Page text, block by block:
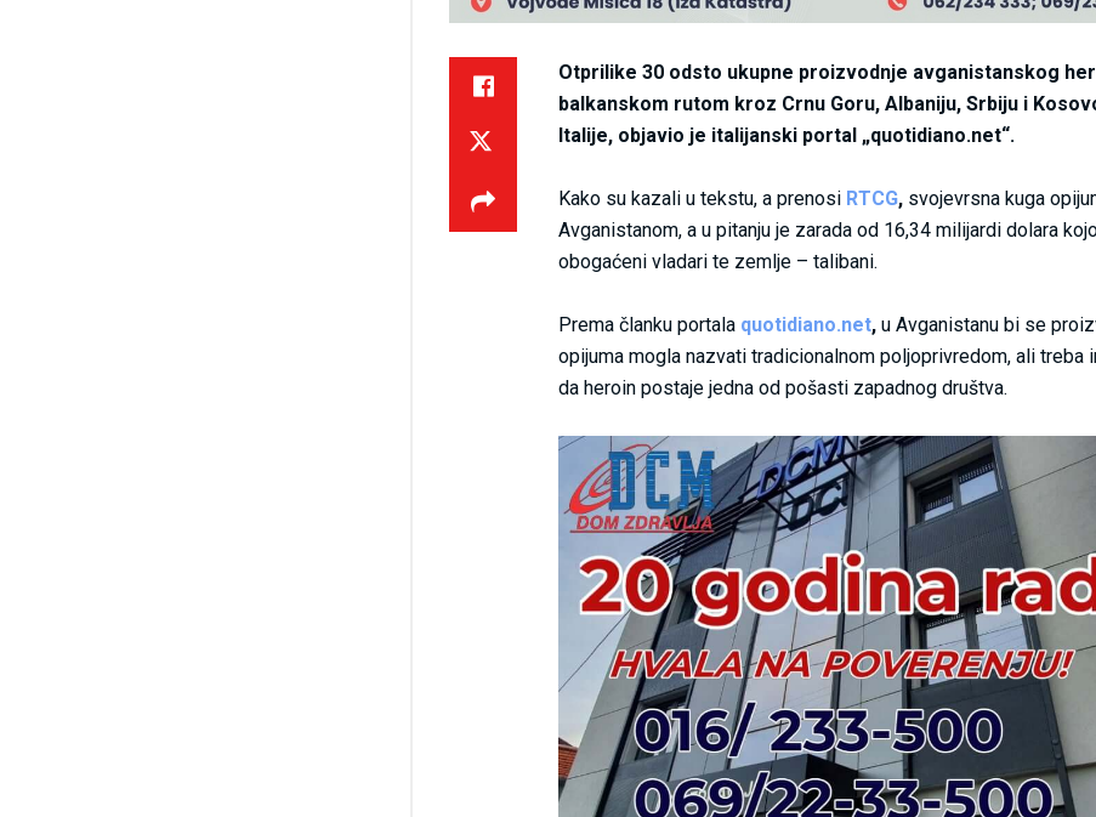
Otprilike 30 odsto ukupne proizvodnje avganistanskog
balkanskom rutom kroz Crnu Goru, Albaniju, Srbiju i
Italije, objavio je italijanski portal „quotidiano.net“.
Kako su kazali u tekstu, a prenosi RTCG, svojevrsna kuga
Avganistanom, a u pitanju je zarada od 16,34 milijardi dolara
obogaćeni vladari te zemlje – talibani.
Prema članku portala quotidiano.net, u Avganistanu bi se
opijuma mogla nazvati tradicionalnom poljoprivredom, ali treba
da heroin postaje jedna od pošasti zapadnog društva.